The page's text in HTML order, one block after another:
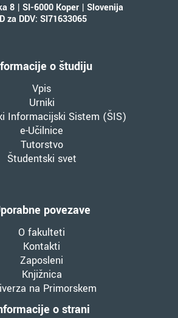
8 | SI-6000 Koper | Slovenija
za DDV: SI71633065
o študiju
Vpis
Urniki
Informacijski Sistem (ŠIS)
e-Učilnice
Tutorstvo
Študentski svet
povezave
O fakulteti
Kontakti
Zaposleni
Knjižnica
na Primorskem
o strani